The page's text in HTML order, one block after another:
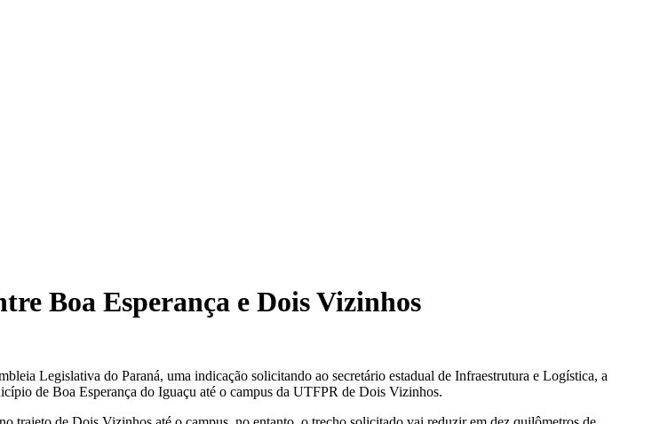
Boa Esperança e Dois Vizinhos
Legislativa do Paraná, uma indicação solicitando ao secretário estadual de Infraestrutura e Logística, a
de Boa Esperança do Iguaçu até o campus da UTFPR de Dois Vizinhos.